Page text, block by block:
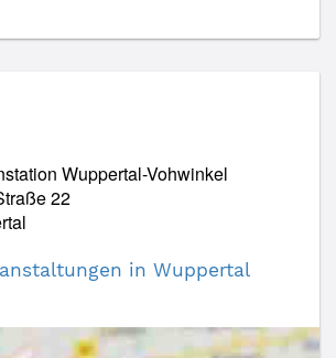
Wuppertal-Vohwinkel
22
in Wuppertal